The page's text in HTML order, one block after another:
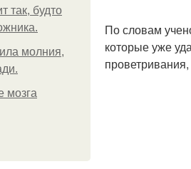
так, будто
молния,
мозга
По словам
которые уже